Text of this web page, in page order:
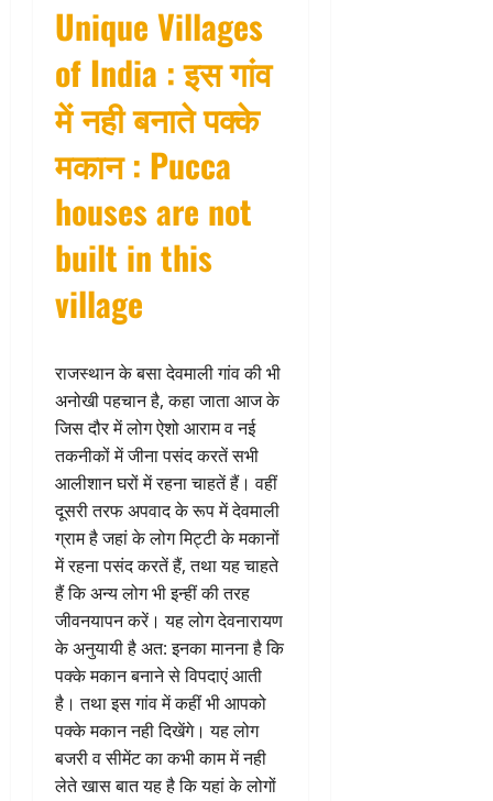
Unique Villages
of India : इस गांव
में नही बनाते पक्के
मकान : Pucca
houses are not
built in this
village
राजस्थान के बसा देवमाली गांव की भी
अनोखी पहचान है, कहा जाता आज के
जिस दौर में लोग ऐशो आराम व नई
तकनीकों में जीना पसंद करतें सभी
आलीशान घरों में रहना चाहतें हैं। वहीं
दूसरी तरफ अपवाद के रूप में देवमाली
ग्राम है जहां के लोग मिट्टी के मकानों
में रहना पसंद करतें हैं, तथा यह चाहते
हैं कि अन्य लोग भी इन्हीं की तरह
जीवनयापन करें। यह लोग देवनारायण
के अनुयायी है अत: इनका मानना है कि
पक्के मकान बनाने से विपदाएं आती
है। तथा इस गांव में कहीं भी आपको
पक्के मकान नही दिखेंगे। यह लोग
बजरी व सीमेंट का कभी काम में नही
लेते खास बात यह है कि यहां के लोगों